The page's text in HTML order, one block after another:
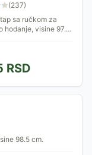
(237)
sa ručkom za
hodanje, visine 97.5
RSD
98.5 cm.